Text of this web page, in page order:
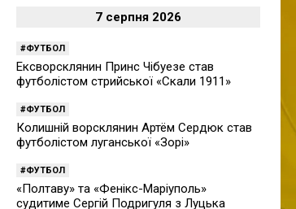
7 серпня 2026
ФУТБОЛ
Ексворсклянин Принс Чібуезе став
футболістом стрийської «Скали 1911»
ФУТБОЛ
Колишній ворсклянин Артём Сердюк став
футболістом луганської «Зорі»
ФУТБОЛ
«Полтаву» та «Фенікс-Маріуполь»
судитиме Сергій Подригуля з Луцька